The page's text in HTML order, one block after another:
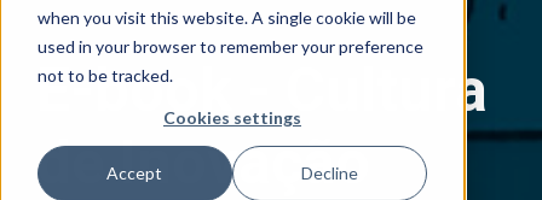
when you visit this website. A single cookie will be
used in your browser to remember your preference
not to be tracked.
Cookies settings
Accept Decline
E-book - Cultura
de Inovação